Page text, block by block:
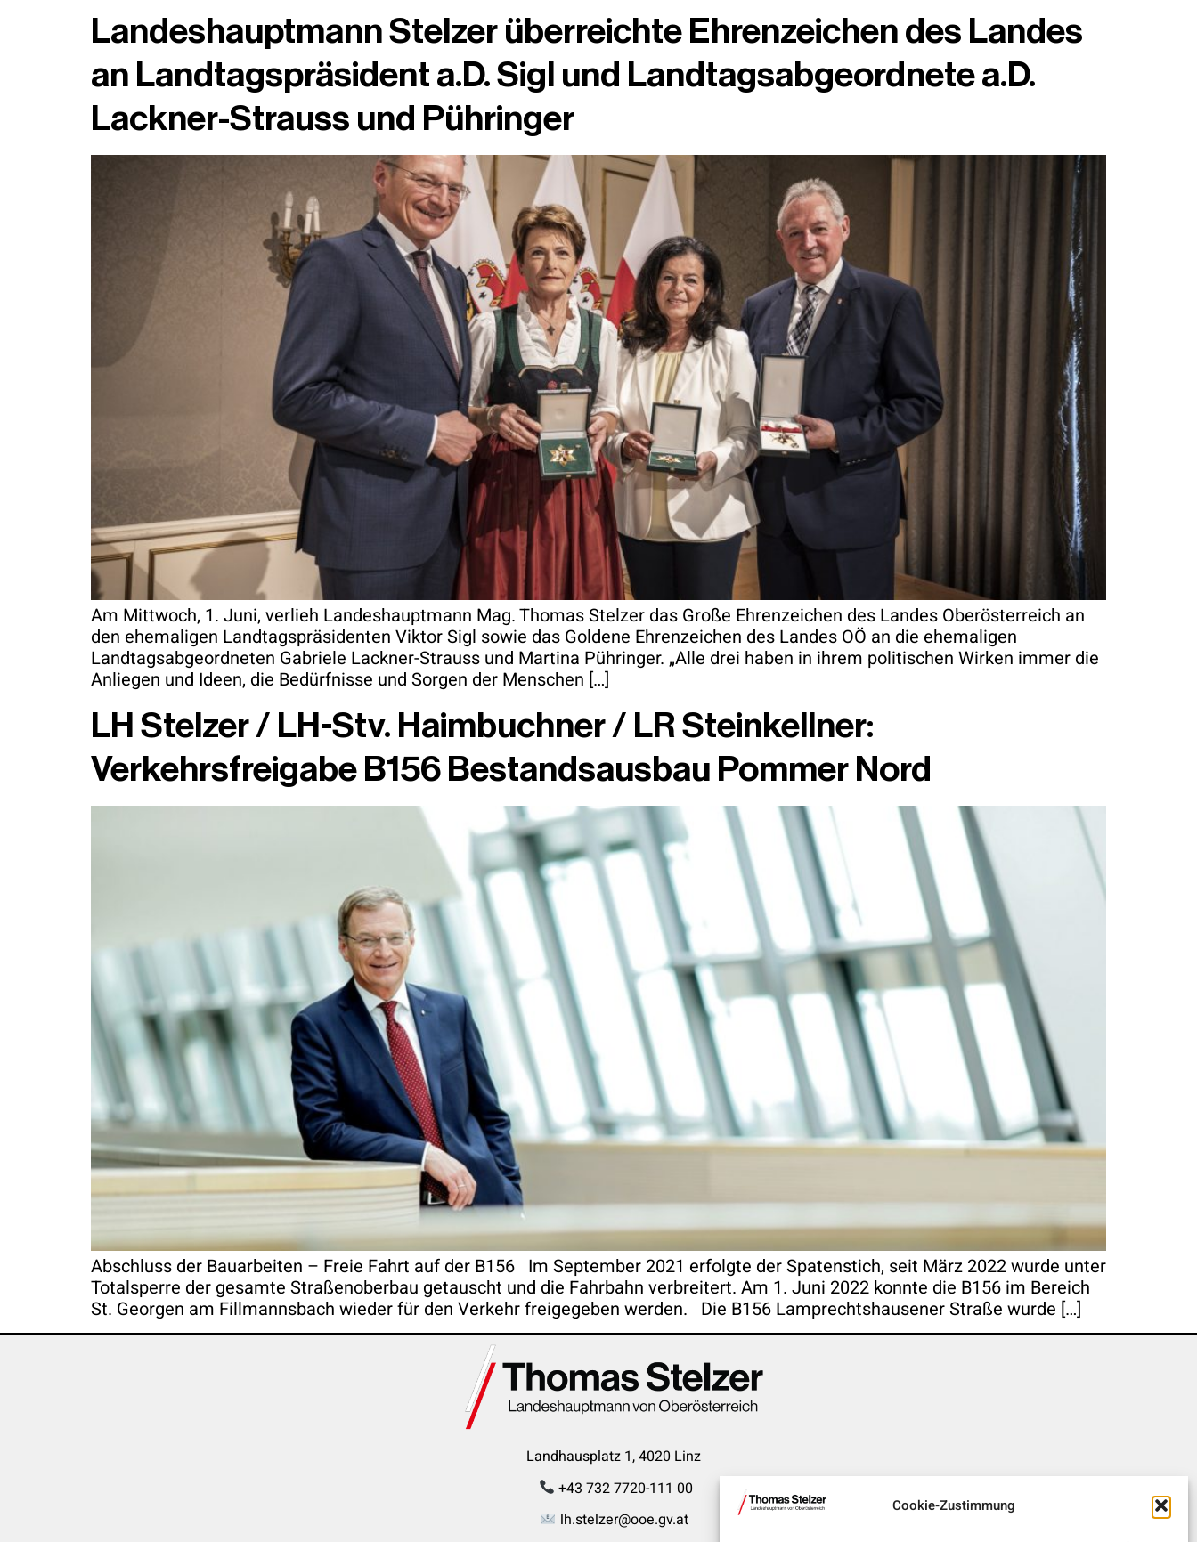
Cookie-Zustimmung
Landeshauptmann Stelzer überreichte Ehrenzeichen des Landes
an Landtagspräsident a.D. Sigl und Landtagsabgeordnete a.D.
Lackner-Strauss und Pühringer
Am Mittwoch, 1. Juni, verlieh Landeshauptmann Mag. Thomas Stelzer das Große Ehrenzeichen des Landes Oberösterreich an
den ehemaligen Landtagspräsidenten Viktor Sigl sowie das Goldene Ehrenzeichen des Landes OÖ an die ehemaligen
Landtagsabgeordneten Gabriele Lackner-Strauss und Martina Pühringer. „Alle drei haben in ihrem politischen Wirken immer die
Anliegen und Ideen, die Bedürfnisse und Sorgen der Menschen […]
LH Stelzer / LH-Stv. Haimbuchner / LR Steinkellner:
Verkehrsfreigabe B156 Bestandsausbau Pommer Nord
Abschluss der Bauarbeiten – Freie Fahrt auf der B156 Im September 2021 erfolgte der Spatenstich, seit März 2022 wurde unter
Totalsperre der gesamte Straßenoberbau getauscht und die Fahrbahn verbreitert. Am 1. Juni 2022 konnte die B156 im Bereich
St. Georgen am Fillmannsbach wieder für den Verkehr freigegeben werden. Die B156 Lamprechtshausener Straße wurde […]
Landhausplatz 1, 4020 Linz
+43 732 7720-111 00
lh.stelzer@ooe.gv.at